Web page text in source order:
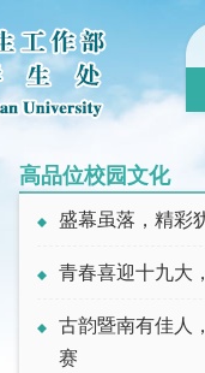
高品位校园文化
盛幕虽落，精彩
青春喜迎十九大
古韵暨南有佳人
赛